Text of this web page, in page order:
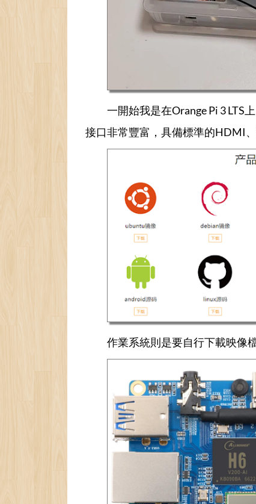
一開始我是在Orange Pi 3 LTS
接口非常豐富，具備標準的HDMI、
作業系統則是要自行下載映像